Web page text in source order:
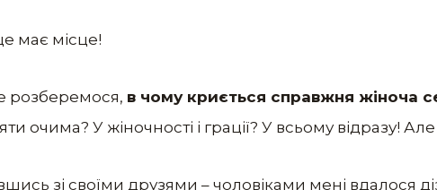
має місце!
розберемося, в чому криється справжня жіноча
очима? У жіночності і грації? У всьому відразу!
зі своїми друзями – чоловіками мені вдалося